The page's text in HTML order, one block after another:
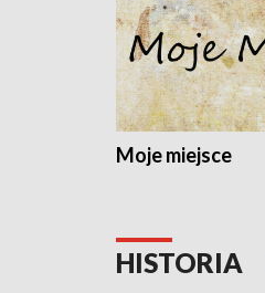
Moje miejsce
HISTORIA